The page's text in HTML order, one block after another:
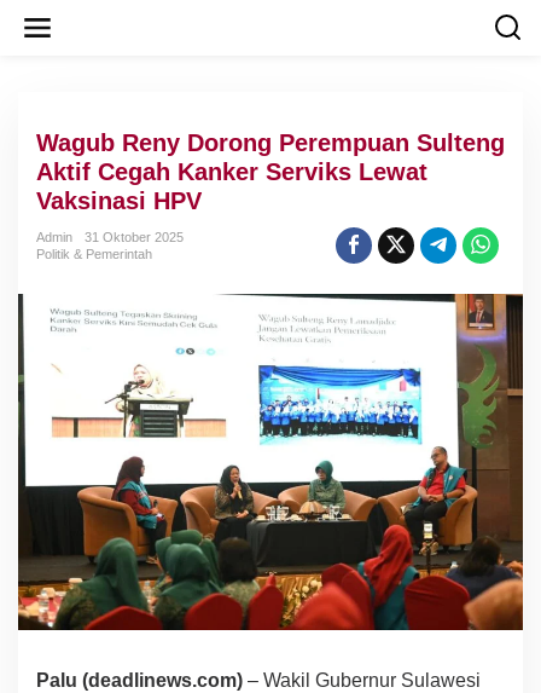
Wagub Reny Dorong Perempuan Sulteng
Aktif Cegah Kanker Serviks Lewat
Vaksinasi HPV
Admin
31 Oktober 2025
Politik & Pemerintah
Palu (deadlinews.com) – Wakil Gubernur Sulawesi